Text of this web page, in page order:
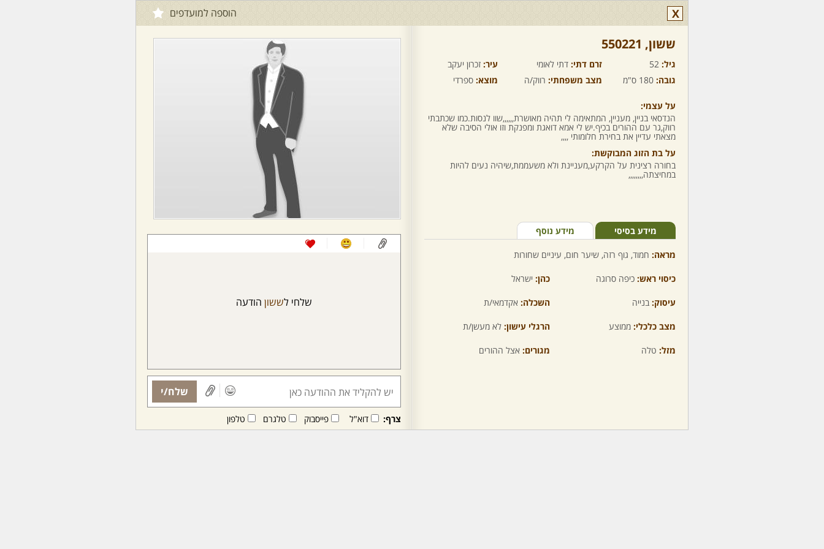
X הוספה למועדפים
ששון,‏ 550221
גיל: 52 זרם דתי: דתי לאומי עיר: זכרון יעקב
גובה: 180 ס"מ מצב משפחתי: רווק/ה מוצא: ספרדי
על עצמי:
הנדסאי בניין, מעניין, המתאימה לי תהיה מאושרת,,,,,,שוו לנסות.כמו שכתבתי
רווק,גר עם ההורים בכיף.יש לי אמא דואגת ומפנקת וזו אולי הסיבה שלא
מצאתי עדיין את בחירת חלומותי ,,,,
על בת הזוג המבוקשת:
בחורה רצינית על הקרקע,מעניינת ולא משעממת,שיהיה נעים להיות
במחיצתה,,,,,,,,
מידע בסיסי מידע נוסף
מראה: חמוד, גוף רזה, שיער חום, עיניים שחורות
כיסוי ראש: כיפה סרוגה כהן: ישראל
עיסוק: בנייה השכלה: אקדמאי/ת
מצב כלכלי: ממוצע הרגלי עישון: לא מעשן/ת
מזל: טלה מגורים: אצל ההורים
שלחי לששון הודעה
שלח/י
צרף: דוא"ל פייסבוק טלגרם טלפון